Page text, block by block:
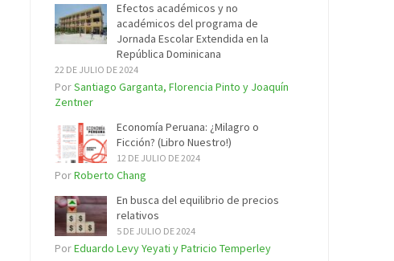
Efectos académicos y no
académicos del programa de
Jornada Escolar Extendida en la
República Dominicana
22 DE JULIO DE 2024
PorSantiago Garganta, Florencia Pinto y Joaquín
Zentner
Economía Peruana: ¿Milagro o
Ficción? (Libro Nuestro!)
12 DE JULIO DE 2024
PorRoberto Chang
En busca del equilibrio de precios
relativos
5 DE JULIO DE 2024
PorEduardo Levy Yeyati y Patricio Temperley